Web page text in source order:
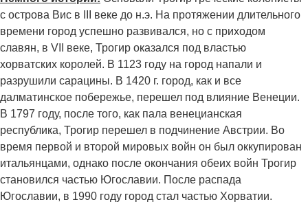
с острова Вис в III веке до н.э. На протяжении длительного
времени город успешно развивался, но с приходом
славян, в VII веке, Трогир оказался под властью
хорватских королей. В 1123 году на город напали и
разрушили сарацины. В 1420 г. город, как и все
далматинское побережье, перешел под влияние Венеции.
В 1797 году, после того, как пала венецианская
республика, Трогир перешел в подчинение Австрии. Во
время первой и второй мировых войн он был оккупирован
итальянцами, однако после окончания обеих войн Трогир
становился частью Югославии. После распада
Югославии, в 1990 году город стал частью Хорватии.